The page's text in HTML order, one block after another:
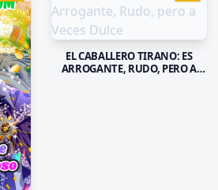
EL CABALLERO TIRANO: ES
ARROGANTE, RUDO, PERO A